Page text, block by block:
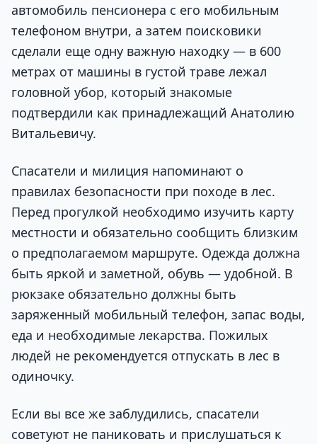
автомобиль пенсионера с его мобильным
телефоном внутри, а затем поисковики
сделали еще одну важную находку — в 600
метрах от машины в густой траве лежал
головной убор, который знакомые
подтвердили как принадлежащий Анатолию
Витальевичу.
Спасатели и милиция напоминают о
правилах безопасности при походе в лес.
Перед прогулкой необходимо изучить карту
местности и обязательно сообщить близким
о предполагаемом маршруте. Одежда должна
быть яркой и заметной, обувь — удобной. В
рюкзаке обязательно должны быть
заряженный мобильный телефон, запас воды,
еда и необходимые лекарства. Пожилых
людей не рекомендуется отпускать в лес в
одиночку.
Если вы все же заблудились, спасатели
советуют не паниковать и прислушаться к